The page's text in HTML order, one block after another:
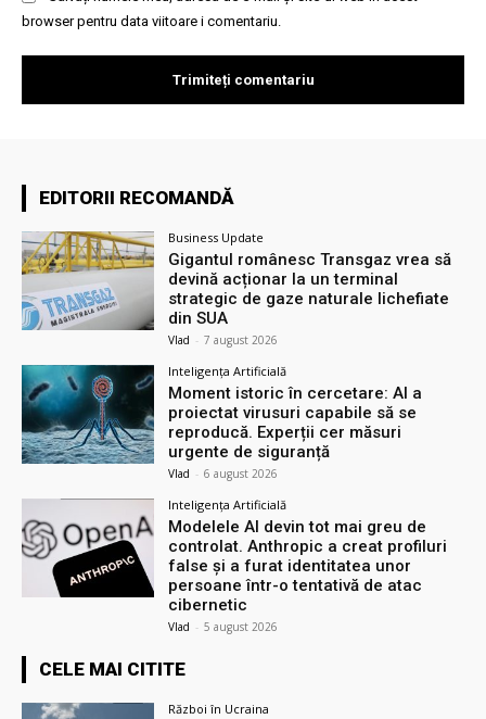
browser pentru data viitoare i comentariu.
EDITORII RECOMANDĂ
Business Update
Gigantul românesc Transgaz vrea să
devină acționar la un terminal
strategic de gaze naturale lichefiate
din SUA
Vlad - 7 august 2026
Inteligența Artificială
Moment istoric în cercetare: AI a
proiectat virusuri capabile să se
reproducă. Experții cer măsuri
urgente de siguranță
Vlad - 6 august 2026
Inteligența Artificială
Modelele AI devin tot mai greu de
controlat. Anthropic a creat profiluri
false și a furat identitatea unor
persoane într-o tentativă de atac
cibernetic
Vlad - 5 august 2026
CELE MAI CITITE
Război în Ucraina